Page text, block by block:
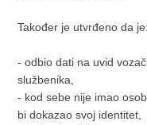
Također je utvrđeno da je:
- odbio dati na uvid
službenika,
- kod sebe nije imao
bi dokazao svoj identitet,